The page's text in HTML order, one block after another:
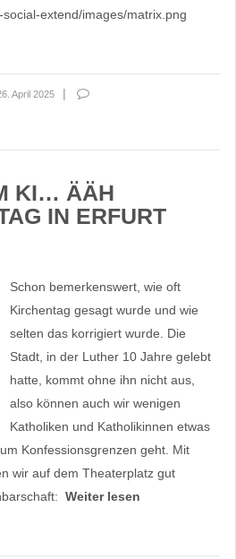
extend/images/matrix.png
April 2025
KI… ÄÄH
IN ERFURT
Schon bemerkenswert, wie oft
Kirchentag gesagt wurde und wie
selten das korrigiert wurde. Die
Stadt, in der Luther 10 Jahre gelebt
hatte, kommt ohne ihn nicht aus,
also können auch wir wenigen
Katholiken und Katholikinnen etwas
Konfessionsgrenzen geht. Mit
wir auf dem Theaterplatz gut
Weiter lesen